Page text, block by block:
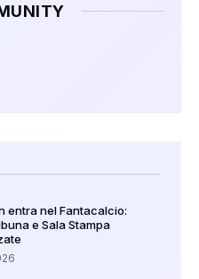
entra nel Fantacalcio:
e Sala Stampa